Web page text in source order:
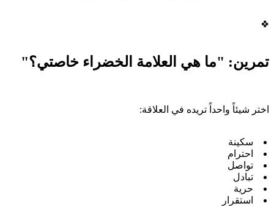
❖
تمرين: "ما هي العلامة الخضراء خاصتي؟"
اختر شيئاً واحداً تريده في العلاقة:
سكينة
احترام
تواصل
تبادل
حرية
استقرار